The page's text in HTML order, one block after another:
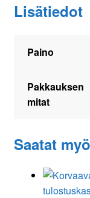
Lisätiedot
Paino
Pakkauksen
mitat
Saatat